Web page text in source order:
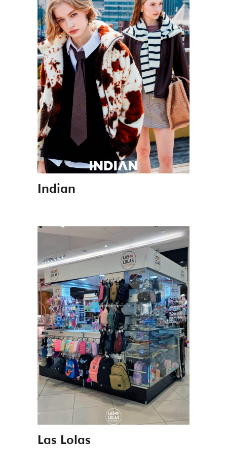
Indian
Las Lolas